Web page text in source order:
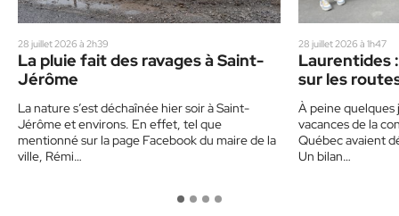
28 juillet 2026 à 2h39
La pluie fait des ravages à Saint-
Jérôme
La nature s’est déchaînée hier soir à Saint-
Jérôme et environs. En effet, tel que
mentionné sur la page Facebook du maire de la
ville, Rémi…
28 juillet 2026 à 1h47
Laurentides
sur les
un corbillard
sensibiliser
À peine quelques
vacances de la
Québec avaient
Un bilan…